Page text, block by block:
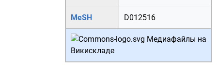
MeSH D012516
Медиафайлы на
Викискладе